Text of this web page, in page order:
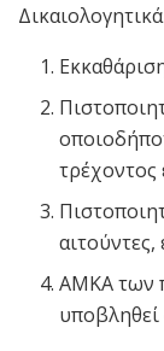
τρέχοντος
αιτούντες,
ΑΜΚΑ των
υποβληθεί